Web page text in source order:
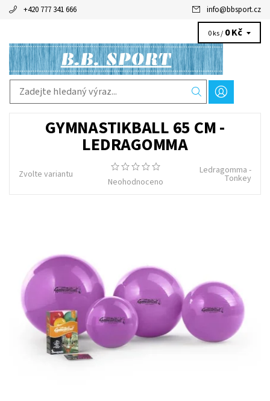
+420 777 341 666 info@bbsport.cz
0 ks / 0 Kč
GYMNASTIKBALL 65 CM -
LEDRAGOMMA
Zvolte variantu
Neohodnoceno
Ledragomma -
Tonkey